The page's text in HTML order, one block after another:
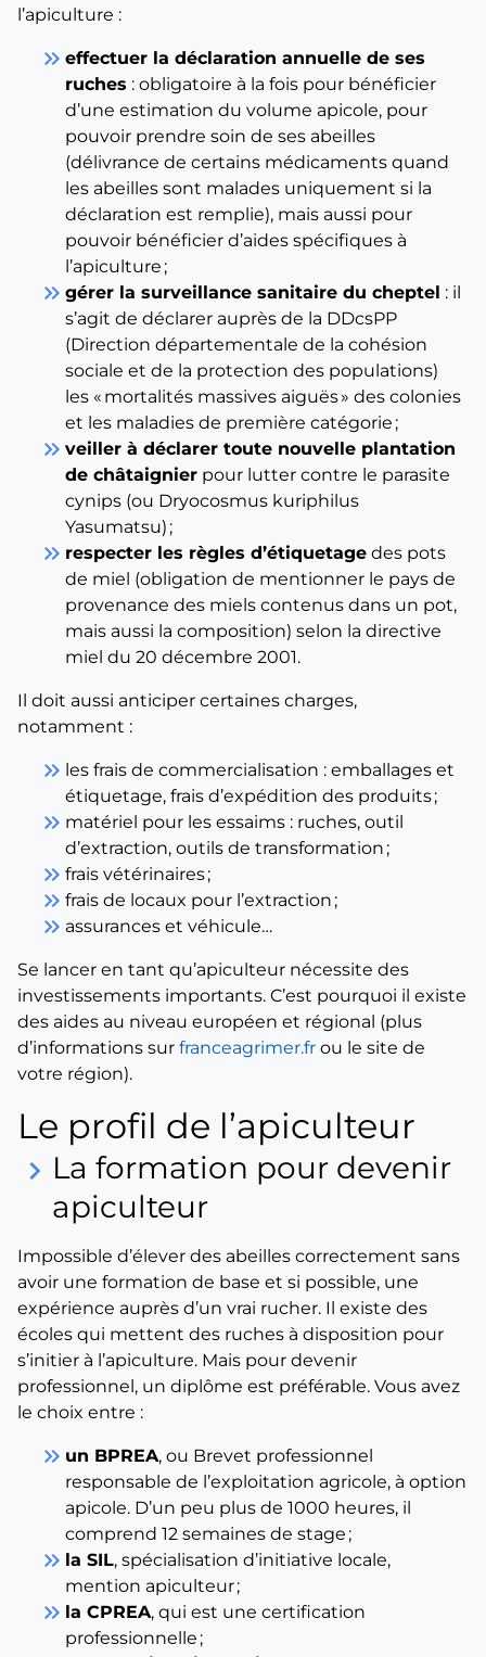
l’apiculture :
keyboard_double_arrow_right effectuer la déclaration annuelle de ses
ruches : obligatoire à la fois pour bénéficier
d’une estimation du volume apicole, pour
pouvoir prendre soin de ses abeilles
(délivrance de certains médicaments quand
les abeilles sont malades uniquement si la
déclaration est remplie), mais aussi pour
pouvoir bénéficier d’aides spécifiques à
l’apiculture ;
keyboard_double_arrow_right gérer la surveillance sanitaire du cheptel : il
s’agit de déclarer auprès de la DDcsPP
(Direction départementale de la cohésion
sociale et de la protection des populations)
les « mortalités massives aiguës » des colonies
et les maladies de première catégorie ;
keyboard_double_arrow_right veiller à déclarer toute nouvelle plantation
de châtaignier pour lutter contre le parasite
cynips (ou Dryocosmus kuriphilus
Yasumatsu) ;
keyboard_double_arrow_right respecter les règles d’étiquetage des pots
de miel (obligation de mentionner le pays de
provenance des miels contenus dans un pot,
mais aussi la composition) selon la directive
miel du 20 décembre 2001.
Il doit aussi anticiper certaines charges,
notamment :
keyboard_double_arrow_right les frais de commercialisation : emballages et
étiquetage, frais d’expédition des produits ;
keyboard_double_arrow_right matériel pour les essaims : ruches, outil
d’extraction, outils de transformation ;
keyboard_double_arrow_right frais vétérinaires ;
keyboard_double_arrow_right frais de locaux pour l’extraction ;
keyboard_double_arrow_right assurances et véhicule…
Se lancer en tant qu’apiculteur nécessite des
investissements importants. C’est pourquoi il existe
des aides au niveau européen et régional (plus
d’informations sur franceagrimer.fr ou le site de
votre région).
Le profil de l’apiculteur
keyboard_arrow_right La formation pour devenir
apiculteur
Impossible d’élever des abeilles correctement sans
avoir une formation de base et si possible, une
expérience auprès d’un vrai rucher. Il existe des
écoles qui mettent des ruches à disposition pour
s’initier à l’apiculture. Mais pour devenir
professionnel, un diplôme est préférable. Vous avez
le choix entre :
keyboard_double_arrow_right un BPREA, ou Brevet professionnel
responsable de l’exploitation agricole, à option
apicole. D’un peu plus de 1000 heures, il
comprend 12 semaines de stage ;
keyboard_double_arrow_right la SIL, spécialisation d’initiative locale,
mention apiculteur ;
keyboard_double_arrow_right la CPREA, qui est une certification
professionnelle ;